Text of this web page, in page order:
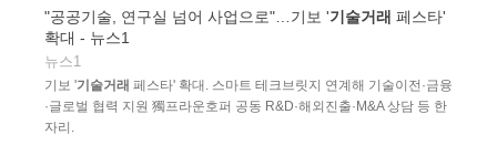
"공공기술, 연구실 넘어 사업으로"…기보 '기술거래 페스타'
확대 - 뉴스1
뉴스1
기보 '기술거래 페스타' 확대. 스마트 테크브릿지 연계해 기술이전·금융
·글로벌 협력 지원 獨프라운호퍼 공동 R&D·해외진출·M&A 상담 등 한
자리.